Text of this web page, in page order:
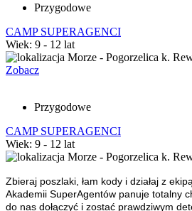
Przygodowe
CAMP SUPERAGENCI
Wiek: 9 - 12 lat
Morze - Pogorzelica k.
Zobacz
Przygodowe
CAMP SUPERAGENCI
Wiek: 9 - 12 lat
Morze - Pogorzelica k.
Zbieraj poszlaki, łam kody i działaj z
Akademii SuperAgentów panuje totalny
do nas dołączyć i zostać prawdziwym